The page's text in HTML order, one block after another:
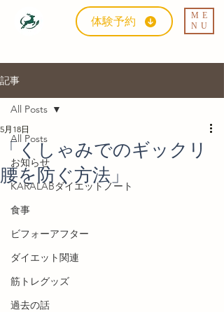
体験予約
ME
NU
記事
All Posts
お知らせ
KARALABダイエットノート
食事
ビフォーアフター
ダイエット関連
筋トレグッズ
過去の話
All Posts
「くしゃみでのギックリ
腰を防ぐ方法」
5月18日